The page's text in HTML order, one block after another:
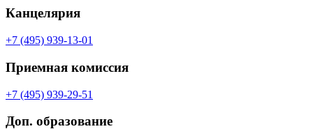
Канцелярия
+7 (495) 939-13-01
Приемная комиссия
+7 (495) 939-29-51
Доп. образование